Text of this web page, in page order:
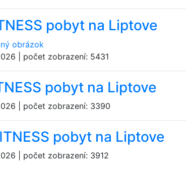
pobyt na Liptove
| počet zobrazení: 5431
pobyt na Liptove
| počet zobrazení: 3390
pobyt na Liptove
| počet zobrazení: 3912